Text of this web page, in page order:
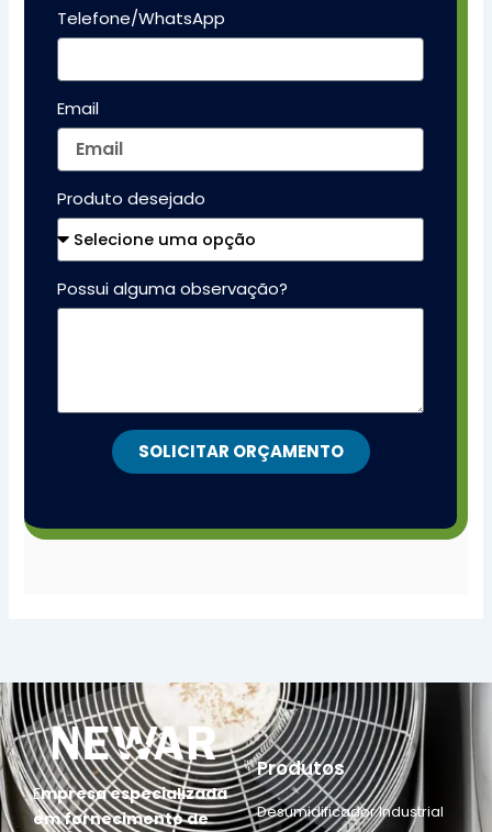
Telefone/WhatsApp
Email
Produto desejado
Possui alguma observação?
SOLICITAR ORÇAMENTO
Empresa especializada
em fornecimento de
Produtos
Desumidificador Industrial